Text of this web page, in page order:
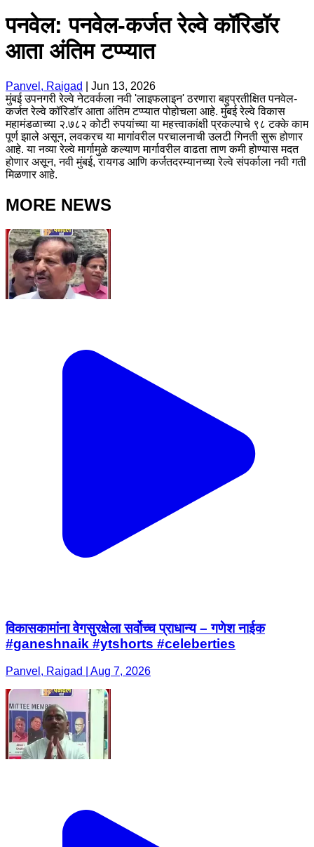
पनवेल: पनवेल-कर्जत रेल्वे कॉरिडॉर
आता अंतिम टप्प्यात
Panvel, Raigad
Jun 13, 2026
मुंबई उपनगरी रेल्वे नेटवर्कला नवी 'लाइफलाइन' ठरणारा बहुप्रतीक्षित पनवेल-
कर्जत रेल्वे कॉरिडॉर आता अंतिम टप्प्यात पोहोचला आहे. मुंबई रेल्वे विकास
महामंडळाच्या २.७८२ कोटी रुपयांच्या या महत्त्वाकांक्षी प्रकल्पाचे ९८ टक्के काम
पूर्ण झाले असून, लवकरच या मागांवरील परचालनाची उलटी गिनती सुरू होणार
आहे. या नव्या रेल्वे मार्गामुळे कल्याण मार्गावरील वाढता ताण कमी होण्यास मदत
होणार असून, नवी मुंबई, रायगड आणि कर्जतदरम्यानच्या रेल्वे संपर्काला नवी गती
मिळणार आहे.
MORE NEWS
विकासकामांना वेगसुरक्षेला सर्वोच्च प्राधान्य – गणेश नाईक
#ganeshnaik #ytshorts #celeberties
Panvel, Raigad | Aug 7, 2026